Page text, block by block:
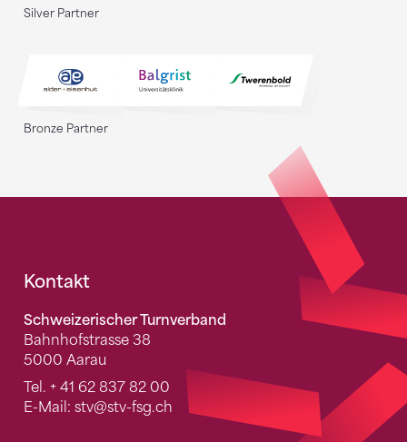
Silver Partner
Bronze Partner
Fusszeile
Kontakt
Schweizerischer Turnverband
Bahnhofstrasse 38
5000 Aarau
Tel. + 41 62 837 82 00
E-Mail: stv@stv-fsg.ch